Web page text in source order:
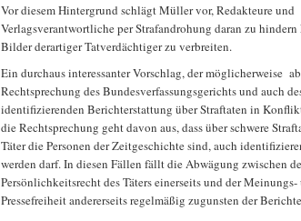
Vor diesem Hintergrund schlägt Müller vor, Redakteure und
Verlagsverantwortliche per Strafandrohung daran zu hindern
Bilder derartiger Tatverdächtiger zu verbreiten.
Ein durchaus interessanter Vorschlag, der möglicherweise
Rechtsprechung des Bundesverfassungsgerichts und auch
identifizierenden Berichterstattung über Straftaten in
die Rechtsprechung geht davon aus, dass über schwere
Täter die Personen der Zeitgeschichte sind, auch
werden darf. In diesen Fällen fällt die Abwägung zwischen
Persönlichkeitsrecht des Täters einerseits und der Meinungs-
Pressefreiheit andererseits regelmäßig zugunsten der